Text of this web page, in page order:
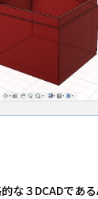
な３DCADであ